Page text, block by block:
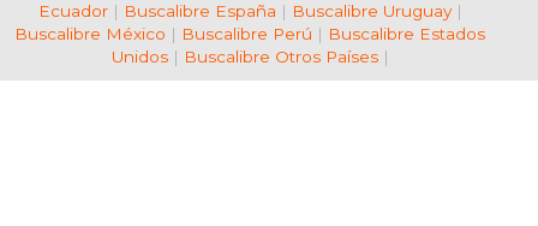
Ecuador| Buscalibre España | Buscalibre Uruguay|
Buscalibre México | Buscalibre Perú | Buscalibre Estados
Unidos| Buscalibre Otros Países|